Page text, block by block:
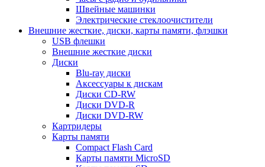
Швейные машинки
Электрические стеклоочистители
Внешние жесткие, диски, карты памяти, флэшки
USB флешки
Внешние жесткие диски
Диски
Blu-ray диски
Аксессуары к дискам
Диски CD-RW
Диски DVD-R
Диски DVD-RW
Картридеры
Карты памяти
Compact Flash Card
Карты памяти MicroSD